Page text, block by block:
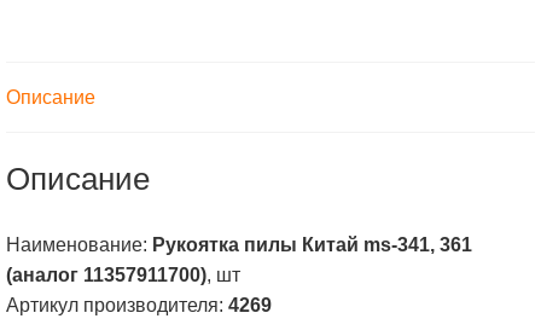
Описание
Описание
Наименование: Рукоятка пилы Китай ms-341, 361
(аналог 11357911700), шт
Артикул производителя: 4269